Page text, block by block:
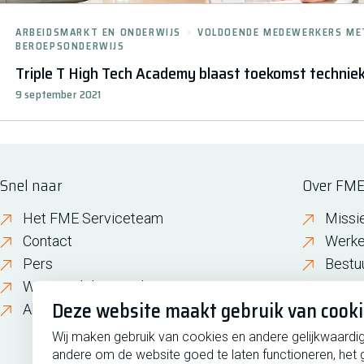
Deze website maakt gebruik van
Wij maken gebruik van cookies en andere
andere om de website goed te laten functioneren, het
Triple T High Tech Academy blaast toekomst
9 september 2021
ARBEIDSMARKT EN ONDERWIJS
VOLDOENDE MEDEWERKERS
BEROEPSONDERWIJS
Snel naar
Het FME Serviceteam
Contact
Pers
Wijzigen lidmaatschap
About FME
Over FME
FME